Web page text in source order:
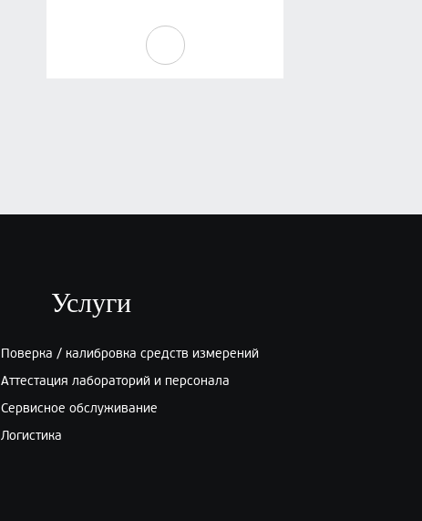
Услуги
Поверка / калибровка средств измерений
Аттестация лабораторий и персонала
Сервисное обслуживание
Логистика